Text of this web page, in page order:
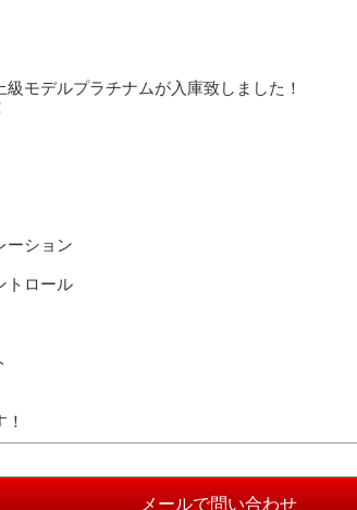
モデルプラチナムが入庫致しました！
ーション
トロール